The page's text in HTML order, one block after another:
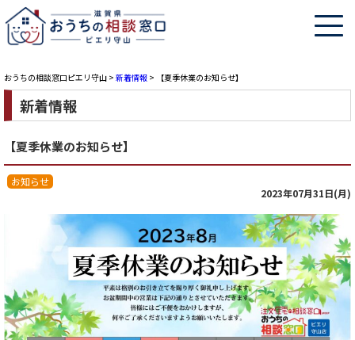
おうちの相談窓口ピエリ守山 > 新着情報 > 【夏季休業のお知らせ】
新着情報
【夏季休業のお知らせ】
お知らせ
2023年07月31日(月)